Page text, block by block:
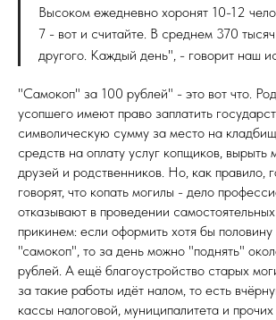
Высоком ежедневно хоронят 10-12
7 - вот и считайте. В среднем 370
другого. Каждый день", - говорит наш
"Самокоп" за 100 рублей" - это вот что.
усопшего имеют право заплатить
символическую сумму за место на
средств на оплату услуг копщиков, вырыть
друзей и родственников. Но, как правило,
говорят, что копать могилы - дело
отказывают в проведении
прикинем: если оформить хотя бы
"самокоп", то за день можно "поднять"
рублей. А ещё благоустройство старых
за такие работы идёт налом, то есть
кассы налоговой, муниципалитета и прочих